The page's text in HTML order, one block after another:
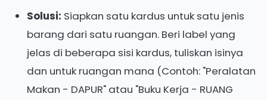
Solusi: Siapkan satu kardus untuk satu jenis
barang dari satu ruangan. Beri label yang
jelas di beberapa sisi kardus, tuliskan isinya
dan untuk ruangan mana (Contoh: "Peralatan
Makan - DAPUR" atau "Buku Kerja - RUANG